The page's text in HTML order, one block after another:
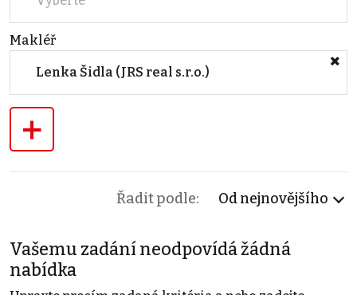
Makléř
Lenka Šidla (JRS real s.r.o.)
+
Řadit podle: Od nejnovějšího
Vašemu zadání neodpovídá žádná
nabídka